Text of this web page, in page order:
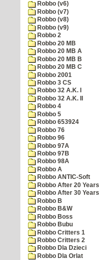
Robbo (v6)
Robbo (v7)
Robbo (v8)
Robbo (v9)
Robbo 2
Robbo 20 MB
Robbo 20 MB A
Robbo 20 MB B
Robbo 20 MB C
Robbo 2001
Robbo 3 CS
Robbo 32 A.K. I
Robbo 32 A.K. II
Robbo 4
Robbo 5
Robbo 653924
Robbo 76
Robbo 96
Robbo 97A
Robbo 97B
Robbo 98A
Robbo A
Robbo ANTIC-Soft
Robbo After 20 Years
Robbo After 30 Years
Robbo B
Robbo B&W
Robbo Boss
Robbo Bubu
Robbo Critters 1
Robbo Critters 2
Robbo Dla Dzieci
Robbo Dla Orlat